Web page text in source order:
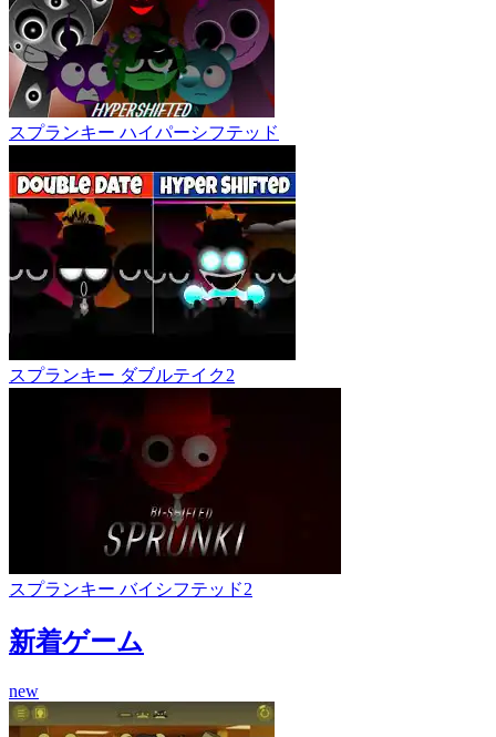
スプランキー ハイパーシフテッド
スプランキー ダブルテイク2
スプランキー バイシフテッド2
新着ゲーム
new